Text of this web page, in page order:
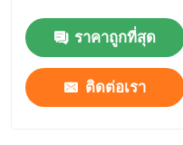
ราคาถูกที่สุด
ติดต่อเรา